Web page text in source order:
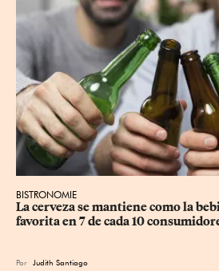
BISTRONOMIE
La cerveza se mantiene como la
favorita en 7 de cada 10
Por Judith Santiago